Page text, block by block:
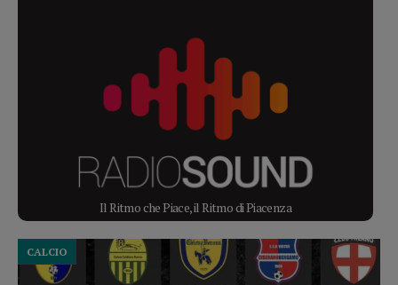
Il Ritmo che Piace, il Ritmo di Piacenza
CALCIO